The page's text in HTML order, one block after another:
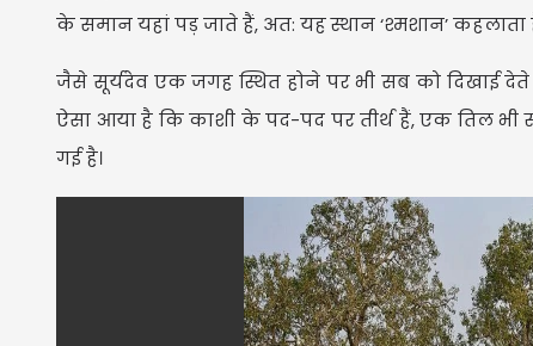
के समान यहां पड़ जाते हैं, अत: यह स्थान ‘श्मशान’ कहलाता
जैसे सूर्यदेव एक जगह स्थित होने पर भी सब को दिखाई देते
ऐसा आया है कि काशी के पद-पद पर तीर्थ हैं, एक तिल भी
गई है।